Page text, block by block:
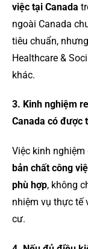
việc tại Canada
ngoài Canada
tiêu chuẩn,
Healthcare &
khác.
3. Kinh nghiệm
Canada có được
Việc kinh
bản chất công
phù hợp, không
nhiệm vụ thực tế
cư.